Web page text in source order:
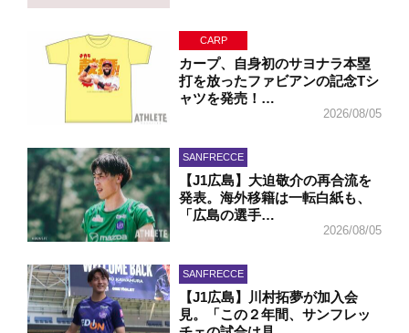
CARP
カープ、自身初のサヨナラ本塁
打を放ったファビアンの記念Tシ
ャツを発売！…
2026/08/05
SANFRECCE
【J1広島】大迫敬介の再合流を
発表。海外移籍は一転白紙も、
「広島の選手…
2026/08/05
SANFRECCE
【J1広島】川村拓夢が加入会
見。「この２年間、サンフレッ